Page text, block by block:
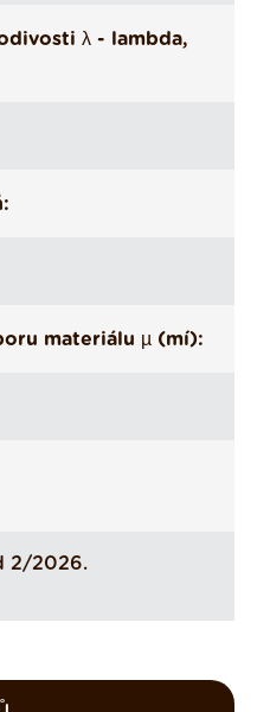
λ - lambda,
materiálu µ (mí):
2/2026.